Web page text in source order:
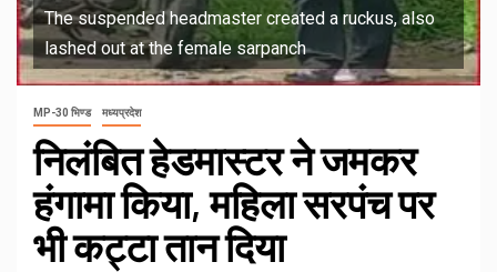
The suspended headmaster created a ruckus, also
lashed out at the female sarpanch
MP-30 भिण्ड मध्यप्रदेश
निलंबित हेडमास्टर ने जमकर
हंगामा किया, महिला सरपंच पर
भी कट्टा तान दिया